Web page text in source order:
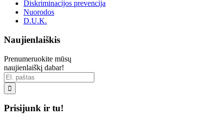
Diskriminacijos prevencija
Nuorodos
D.U.K.
Naujienlaiškis
Prenumeruokite mūsų
naujienlaiškį dabar!

Prisijunk ir tu!